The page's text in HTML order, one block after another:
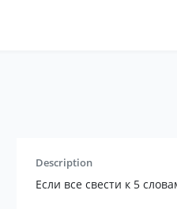
Description
Если все свести к 5